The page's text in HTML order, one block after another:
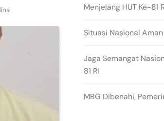
Menjelang HUT Ke-81
Situasi Nasional
Jaga Semangat
81 RI
MBG Dibenahi,